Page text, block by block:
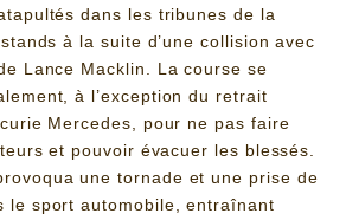
dans les tribunes de la
à la suite d’une collision avec
Lance Macklin. La course se
à l’exception du retrait
Mercedes, pour ne pas faire
et pouvoir évacuer les blessés.
une tornade et une prise de
le sport automobile, entraînant